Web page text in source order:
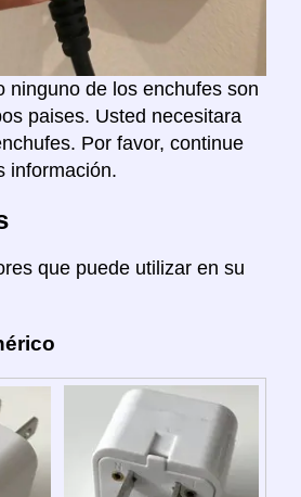
ninguno de los enchufes son
paises. Usted necesitara
Por favor, continue
información.
que puede utilizar en su